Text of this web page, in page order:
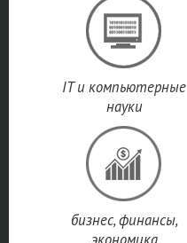
IT и компьютерные
науки
бизнес, финансы,